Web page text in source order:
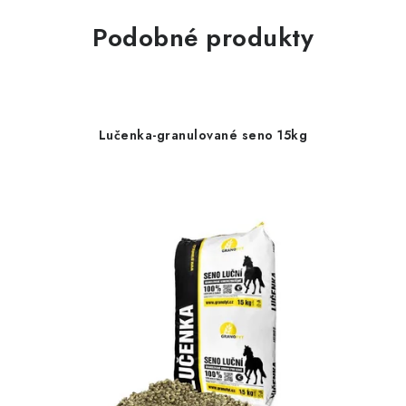
Podobné produkty
Lučenka-granulované seno 15kg